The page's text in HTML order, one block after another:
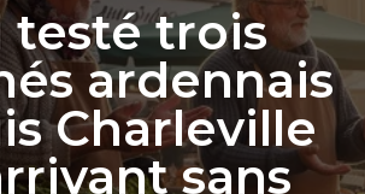
testé trois
ardennais
Charleville
sans